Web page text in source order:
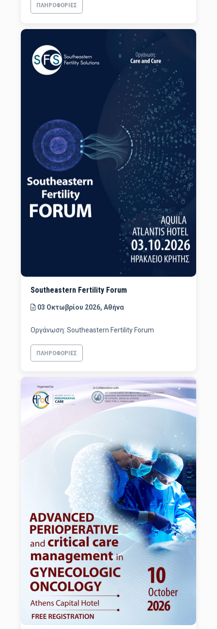
ΠΛΗΡΟΦΟΡΊΕΣ
Southeastern Fertility Forum
03 Οκτωβρίου 2026, Αθήνα
Οργάνωση: Southeastern Fertility Forum
ΠΛΗΡΟΦΟΡΊΕΣ